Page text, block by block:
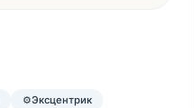
⚙️Эксцентрик